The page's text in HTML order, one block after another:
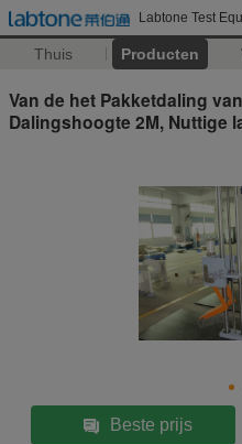
Labtone Test
Thuis Producten
Van de het Pakketdaling
Dalingshoogte 2M, Nuttige
Beste prijs